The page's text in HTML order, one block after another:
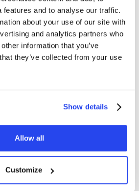
features and to analyse our traffic.
about your use of our site with
and analytics partners who
information that you’ve
they’ve collected from your use
Show details
Allow all
Customize
tegen inflatie blijft
sprake van een verhoogde mate van
maakt goud om twee redenen
de wereld van morgen eruitziet. Het is
China zich de komende decennia
dat het lastiger is voor
te bepalen in welke aandelenmarkten
Juist dat maakt een investering in
, omdat het edelmetaal politiek- en